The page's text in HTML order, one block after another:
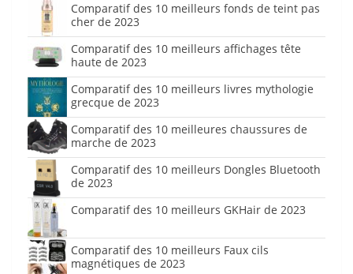
Comparatif des 10 meilleurs fonds de teint pas
cher de 2023
Comparatif des 10 meilleurs affichages tête
haute de 2023
Comparatif des 10 meilleurs livres mythologie
grecque de 2023
Comparatif des 10 meilleures chaussures de
marche de 2023
Comparatif des 10 meilleurs Dongles Bluetooth
de 2023
Comparatif des 10 meilleurs GKHair de 2023
Comparatif des 10 meilleurs Faux cils
magnétiques de 2023